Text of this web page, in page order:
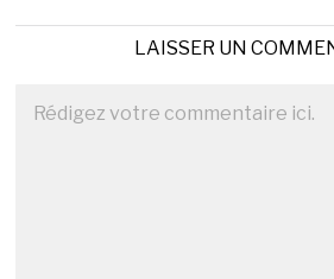
LAISSER UN